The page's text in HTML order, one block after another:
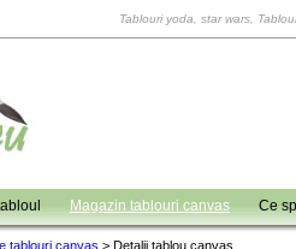
Tablouri yoda, star wars,
Magazin tablouri canvas Ce
tablouri canvas > Detalii tablou canvas